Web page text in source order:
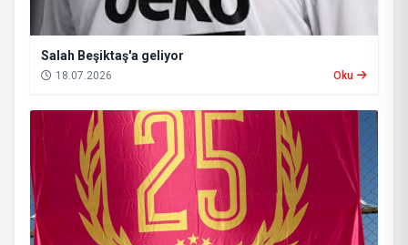
Salah Beşiktaş'a geliyor
18.07.2026 Oku